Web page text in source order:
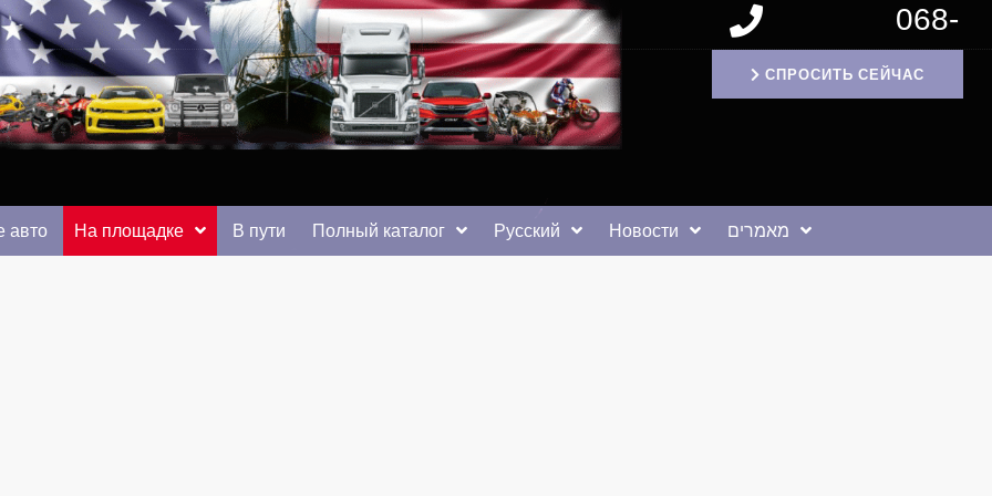
от auto.km.ua
068-
1171994
СПРОСИТЬ СЕЙЧАС
авто На площадке В пути Полный каталог Русский Новости מאמרים